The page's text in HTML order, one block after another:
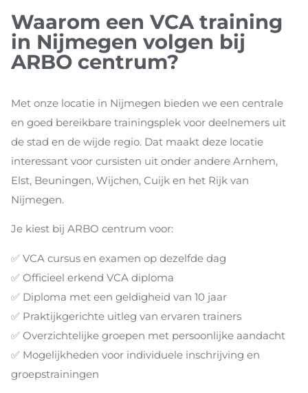
Waarom een VCA training
in Nijmegen volgen bij
ARBO centrum?
Met onze locatie in Nijmegen bieden we een centrale
en goed bereikbare trainingsplek voor deelnemers uit
de stad en de wijde regio. Dat maakt deze locatie
interessant voor cursisten uit onder andere Arnhem,
Elst, Beuningen, Wijchen, Cuijk en het Rijk van
Nijmegen.
Je kiest bij ARBO centrum voor:
✅ VCA cursus en examen op dezelfde dag
✅ Officieel erkend VCA diploma
✅ Diploma met een geldigheid van 10 jaar
✅ Praktijkgerichte uitleg van ervaren trainers
✅ Overzichtelijke groepen met persoonlijke aandacht
✅ Mogelijkheden voor individuele inschrijving en
groepstrainingen